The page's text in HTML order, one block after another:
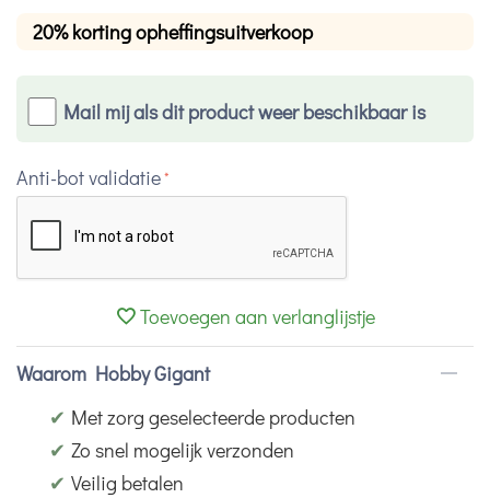
20% korting opheffingsuitverkoop
Mail mij als dit product weer beschikbaar is
Anti-bot validatie
Toevoegen aan verlanglijstje
Waarom Hobby Gigant
✔ Met zorg geselecteerde producten
✔ Zo snel mogelijk verzonden
✔ Veilig betalen